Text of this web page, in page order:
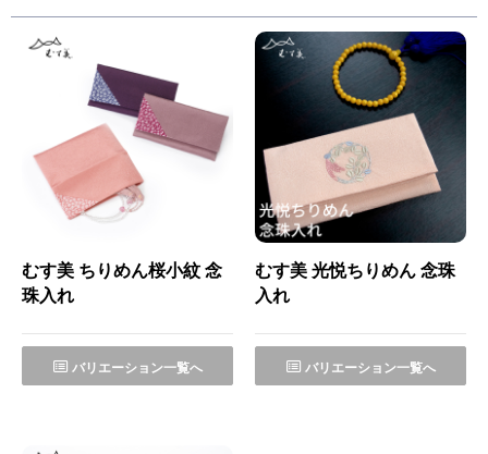
むす美 ちりめん桜小紋 念
珠入れ
バリエーション一覧へ
むす美 光悦ちりめん 念珠
入れ
バリエーション一覧へ